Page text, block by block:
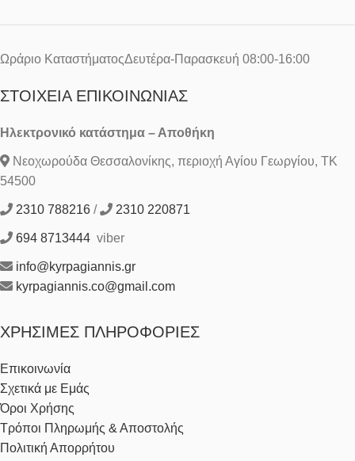
Ωράριο ΚαταστήματοςΔευτέρα-Παρασκευή 08:00-16:00
ΣΤΟΙΧΕΊΑ ΕΠΙΚΟΙΝΩΝΊΑΣ
Ηλεκτρονικό κατάστημα – Αποθήκη
Νεοχωρούδα Θεσσαλονίκης, περιοχή Αγίου Γεωργίου, ΤΚ
54500
2310 788216 / 2310 220871
694 8713444 viber
info@kyrpagiannis.gr
kyrpagiannis.co@gmail.com
ΧΡΉΣΙΜΕΣ ΠΛΗΡΟΦΟΡΊΕΣ
Επικοινωνία
Σχετικά με Εμάς
Όροι Χρήσης
Τρόποι Πληρωμής & Αποστολής
Πολιτική Απορρήτου